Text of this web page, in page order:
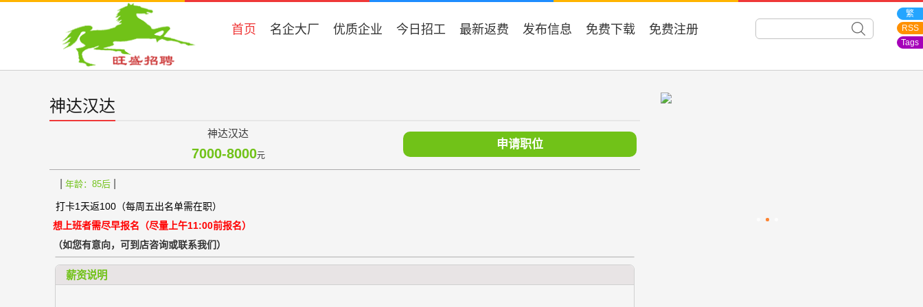
繁
RSS
Tags
首页 名企大厂 优质企业 今日招工 最新返费 发布信息 免费下载 免费注册
神达汉达
神达汉达
7000-8000元
申请职位
年龄：85后
打卡1天返100（每周五出名单需在职）
想上班者需尽早报名（尽量上午11:00前报名）
（如您有意向，可到店咨询或联系我们）
薪资说明